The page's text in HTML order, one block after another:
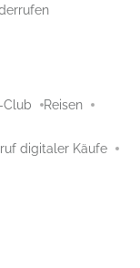
Club Reisen
digitaler Käufe